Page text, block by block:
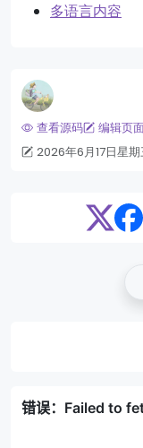
多语言内容
查看源码 编辑页
2026年6月17日星期